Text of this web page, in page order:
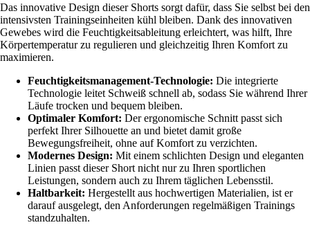
Das innovative Design dieser Shorts sorgt dafür, dass Sie selbst bei den
intensivsten Trainingseinheiten kühl bleiben. Dank des innovativen
Gewebes wird die Feuchtigkeitsableitung erleichtert, was hilft, Ihre
Körpertemperatur zu regulieren und gleichzeitig Ihren Komfort zu
maximieren.
Feuchtigkeitsmanagement-Technologie: Die integrierte
Technologie leitet Schweiß schnell ab, sodass Sie während Ihrer
Läufe trocken und bequem bleiben.
Optimaler Komfort: Der ergonomische Schnitt passt sich
perfekt Ihrer Silhouette an und bietet damit große
Bewegungsfreiheit, ohne auf Komfort zu verzichten.
Modernes Design: Mit einem schlichten Design und eleganten
Linien passt dieser Short nicht nur zu Ihren sportlichen
Leistungen, sondern auch zu Ihrem täglichen Lebensstil.
Haltbarkeit: Hergestellt aus hochwertigen Materialien, ist er
darauf ausgelegt, den Anforderungen regelmäßigen Trainings
standzuhalten.